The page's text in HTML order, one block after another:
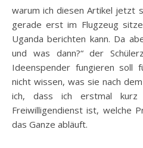
warum ich diesen Artikel jetzt
gerade erst im Flugzeug
Uganda berichten kann. Da
und was dann?“ der
Ideenspender fungieren soll
nicht wissen, was sie nach
ich, dass ich erstmal kurz
Freiwilligendienst ist, welche
das Ganze abläuft.